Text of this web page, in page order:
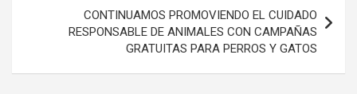
CONTINUAMOS PROMOVIENDO EL CUIDADO
RESPONSABLE DE ANIMALES CON CAMPAÑAS
GRATUITAS PARA PERROS Y GATOS